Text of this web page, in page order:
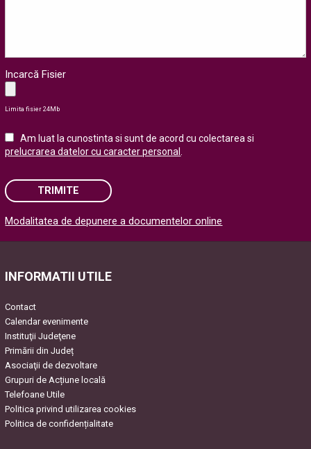
Incarcă Fisier
Limita fisier 24Mb
Am luat la cunostinta si sunt de acord cu colectarea si
prelucrarea datelor cu caracter personal
TRIMITE
Please leave this field empty.
Modalitatea de depunere a documentelor online
INFORMATII UTILE
Contact
Calendar evenimente
Instituţii Judeţene
Primării din Județ
Asociaţii de dezvoltare
Grupuri de Acțiune locală
Telefoane Utile
Politica privind utilizarea cookies
Politica de confidențialitate